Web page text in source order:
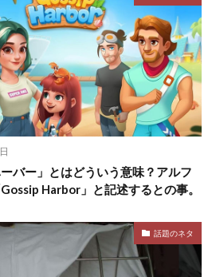
ーバー」とはどういう意味？アルフ
Harbor」と記述するとの事。
話題のネタ